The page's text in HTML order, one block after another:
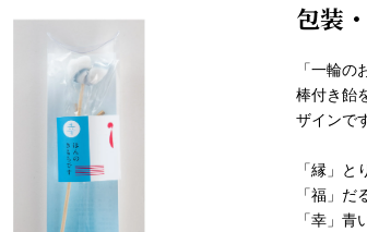
包装
「一輪の
棒付き飴
ザインで
「縁」
「福」
「幸」